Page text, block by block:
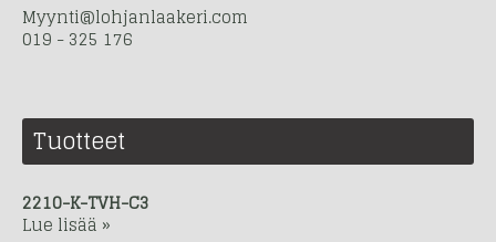
Myynti@lohjanlaakeri.com
019 - 325 176
Tuotteet
2210-K-TVH-C3
Lue lisää »